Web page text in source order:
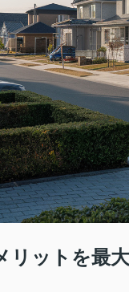
リットを最